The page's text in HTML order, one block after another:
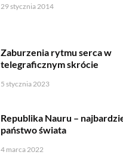
29 stycznia 2014
Zaburzenia rytmu serca w
telegraficznym skrócie
5 stycznia 2023
Republika Nauru –
państwo świata
4 marca 2022